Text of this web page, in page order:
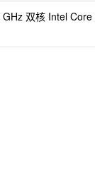
双核 Intel